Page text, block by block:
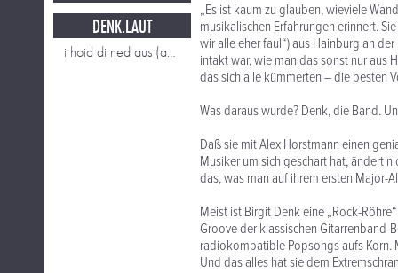
DENK.LAUT
i hoid di ned aus (aus: aus'gsteckt
„Es ist kaum zu glauben, wieviele
musikalischen Erfahrungen erinnert.
wir alle eher faul“) aus Hainburg an
intakt war, wie man das sonst nur aus
das sich alle kümmerten – die besten
Was daraus wurde? Denk, die Band.
Daß sie mit Alex Horstmann einen
Musiker um sich geschart hat, ändert
das, was man auf ihrem ersten Major-
Meist ist Birgit Denk eine „Rock-
Groove der klassischen
radiokompatible Popsongs aufs Korn.
Und das alles hat sie dem